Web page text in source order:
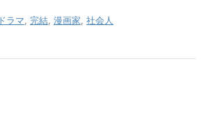
ラマ 完結 漫画家 社会人